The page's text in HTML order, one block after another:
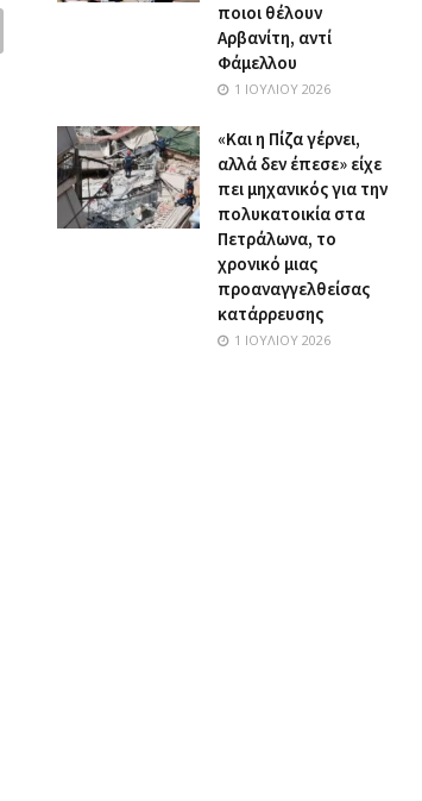
ποιοι θέλουν
Αρβανίτη, αντί
Φάμελλου
1 ΙΟΥΛΊΟΥ 2026
«Και η Πίζα γέρνει,
αλλά δεν έπεσε» είχε
πει μηχανικός για την
πολυκατοικία στα
Πετράλωνα, το
χρονικό μιας
προαναγγελθείσας
κατάρρευσης
1 ΙΟΥΛΊΟΥ 2026